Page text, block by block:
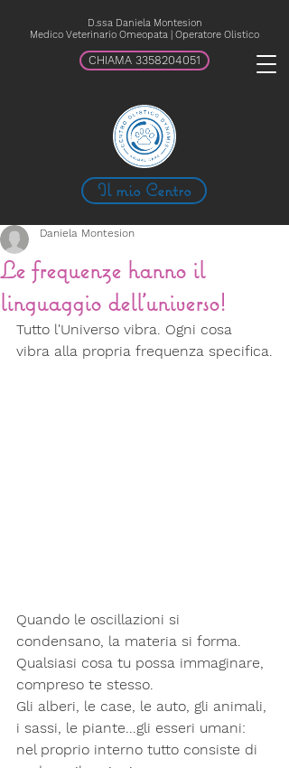
D.ssa Daniela Montesion
Medico Veterinario Omeopata | Operatore Olistico
CHIAMA 3358204051
Il mio Centro
Le frequenze hanno il
linguaggio dell'universo!
Daniela Montesion
Tutto l'Universo vibra. Ogni cosa
vibra alla propria frequenza specifica.
Quando le oscillazioni si
condensano, la materia si forma.
Qualsiasi cosa tu possa immaginare,
compreso te stesso.
Gli alberi, le case, le auto, gli animali,
i sassi, le piante...gli esseri umani:
nel proprio interno tutto consiste di